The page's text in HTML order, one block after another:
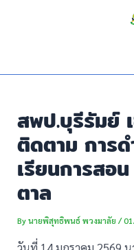
สพป.บุรีรัมย์
ติดตาม การด
เรียนการสอ
ตาล
Byนายพิสุทธิพนธ์ พวงมาลัย/